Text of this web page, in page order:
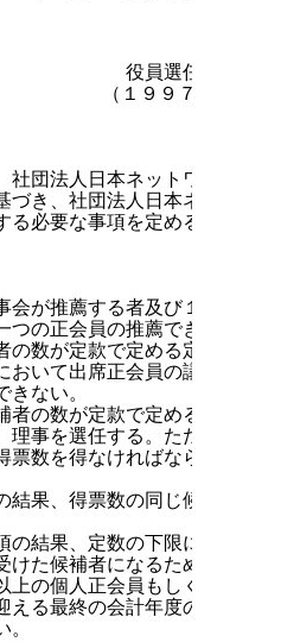
役員選任方法に関
（１９９７年５月１
団法人日本ネットワークイ
づき、社団法人日本ネットワ
る必要な事項を定めることを
が推薦する者及び１０以上
つの正会員の推薦できる候補
数が定款で定める定数の範
おいて出席正会員の議決総数
ない。
の数が定款で定める定数の
理事を選任する。ただし、当
票数を得なければならない。
果、得票数の同じ候補者が
結果、定数の下限に満たな
た候補者になるためには、
上の個人正会員もしくは団体
える最終の会計年度の３月１